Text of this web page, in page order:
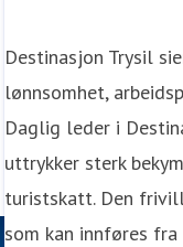
Destinasjon Trysil
lønnsomhet,
Daglig leder i
uttrykker sterk
turistskatt. Den
som kan innføres